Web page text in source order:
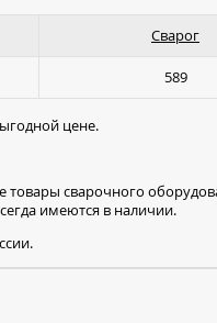
Сварог
589
цене.
товары сварочного
имеются в наличии.